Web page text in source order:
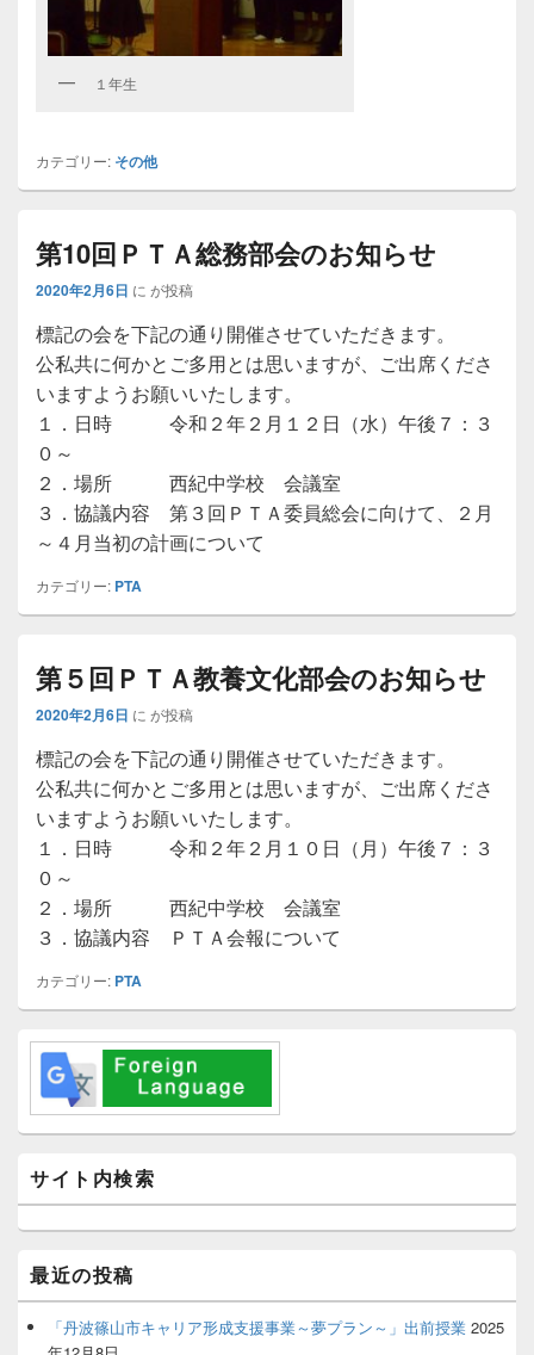
１年生
カテゴリー: その他
第10回ＰＴＡ総務部会のお知らせ
2020年2月6日 に が投稿
標記の会を下記の通り開催させていただきます。
公私共に何かとご多用とは思いますが、ご出席くださ
いますようお願いいたします。
１．日時 令和２年２月１２日（水）午後７：３
０～
２．場所 西紀中学校 会議室
３．協議内容 第３回ＰＴＡ委員総会に向けて、２月
～４月当初の計画について
カテゴリー: PTA
第５回ＰＴＡ教養文化部会のお知らせ
2020年2月6日 に が投稿
標記の会を下記の通り開催させていただきます。
公私共に何かとご多用とは思いますが、ご出席くださ
いますようお願いいたします。
１．日時 令和２年２月１０日（月）午後７：３
０～
２．場所 西紀中学校 会議室
３．協議内容 ＰＴＡ会報について
カテゴリー: PTA
メ
ウ
ィ
ェ
ッ
サイト内検索
最近の投稿
「丹波篠山市キャリア形成支援事業～夢プラン～」出前授業 2025